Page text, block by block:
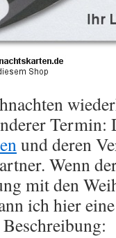
Termin:
und deren
Wenn
mit den
ich hier